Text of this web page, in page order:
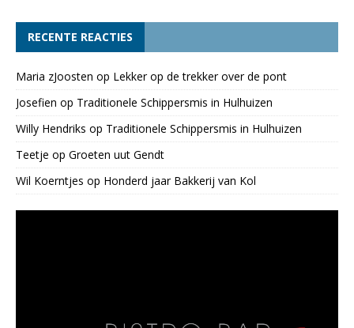
RECENTE REACTIES
Maria zJoosten op Lekker op de trekker over de pont
Josefien op Traditionele Schippersmis in Hulhuizen
Willy Hendriks op Traditionele Schippersmis in Hulhuizen
Teetje op Groeten uut Gendt
Wil Koerntjes op Honderd jaar Bakkerij van Kol